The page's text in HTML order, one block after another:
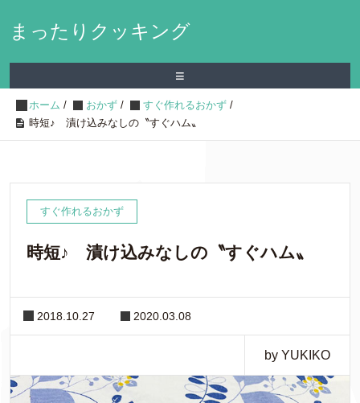
まったりクッキング
≡
ホーム / おかず / すぐ作れるおかず /
時短♪ 漬け込みなしの〝すぐハム〟
すぐ作れるおかず
時短♪ 漬け込みなしの〝すぐハム〟
2018.10.27 2020.03.08
by YUKIKO